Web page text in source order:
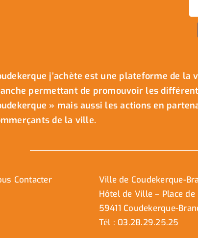
j’achète est une plateforme de la
permettant de promouvoir les
» mais aussi les actions en
de la ville.
Contacter
Ville de Coudekerque-
Hôtel de Ville – Place de
59411 Coudekerque-
Tél : 03.28.29.25.25